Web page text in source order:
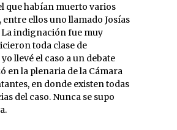
que habían muerto varios
ellos uno llamado Josías
La indignación fue muy
toda clase de
llevé el caso a un debate
en la plenaria de la Cámara
en donde existen todas
del caso. Nunca se supo